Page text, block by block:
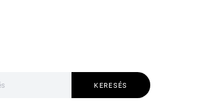
KERESÉS